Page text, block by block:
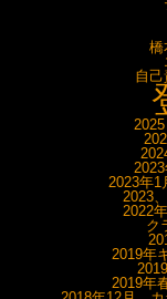
橋
自
2023年1
2023
2022
ク
2019年
2019年